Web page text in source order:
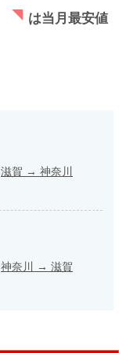
は当月最安値
滋賀 → 神奈川
神奈川 → 滋賀